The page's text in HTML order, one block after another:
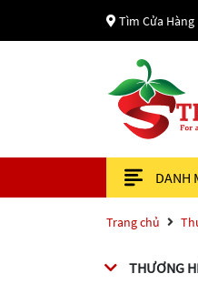
Tìm Cửa Hàng
DANH
Trang chủ
THƯƠNG